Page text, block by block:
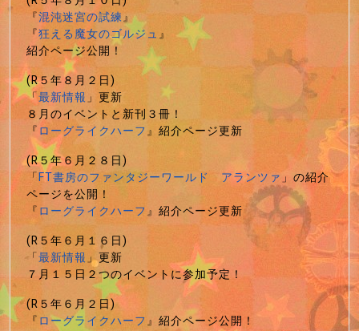
『混沌迷宮の試練』
『狂える魔女のゴルジュ』
紹介ページ公開！
(R５年８月２日)
「最新情報」更新
８月のイベントと新刊３冊！
『ローグライクハーフ』紹介ページ更新
(R５年６月２８日)
「FT書房のファンタジーワールド アランツァ」の紹介
ページを公開！
『ローグライクハーフ』紹介ページ更新
(R５年６月１６日)
「最新情報」更新
７月１５日２つのイベントに参加予定！
(R５年６月２日)
『ローグライクハーフ』紹介ページ公開！